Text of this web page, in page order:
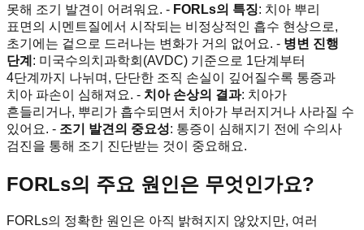
못해 조기 발견이 어려워요. - FORLs의 특징: 치아 뿌리
표면의 시멘트질에서 시작되는 비정상적인 흡수 현상으로,
초기에는 겉으로 드러나는 변화가 거의 없어요. - 병변 진행
단계 : 미국수의치과학회(AVDC) 기준으로 1단계부터
4단계까지 나뉘며, 단단한 조직 손실이 깊어질수록 통증과
치아 파손이 심해져요. - 치아 손상의 결과: 치아가
흔들리거나, 뿌리가 흡수되면서 치아가 부러지거나 사라질 수
있어요. - 조기 발견의 중요성: 통증이 심해지기 전에 수의사
검진을 통해 조기 진단받는 것이 중요해요.
FORLs의 주요 원인은 무엇인가요?
FORLs의 정확한 원인은 아직 밝혀지지 않았지만, 여러